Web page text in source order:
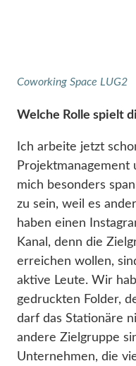
Coworking Space LUG2
Welche Rolle spielt
Ich arbeite jetzt
Projektmanagement
mich besonders
zu sein, weil es
haben einen
Kanal, denn die
erreichen wollen,
aktive Leute. Wir
gedruckten Folder,
darf das Stationäre
andere Zielgruppe
Unternehmen, die